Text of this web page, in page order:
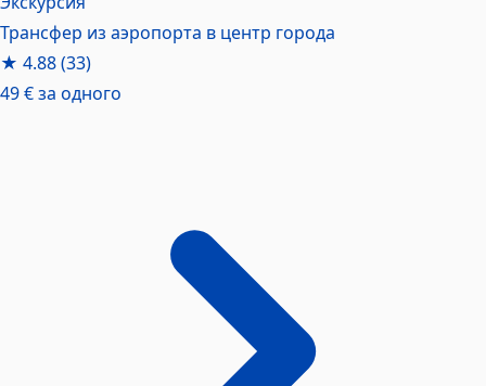
Трансфер из аэропорта в центр города
★ 4.88(33)
49 €за одного